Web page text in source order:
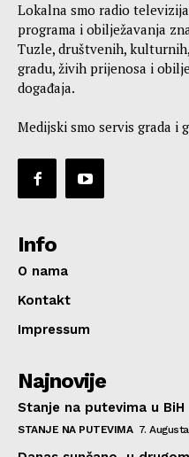
Lokalna smo radio
programa i obilježavanja
Tuzle, društvenih,
gradu, živih prijenosa i
događaja.
Medijski smo servis grada i
Info
O nama
Kontakt
Impressum
Najnovije
Stanje na putevima u BiH
STANJE NA PUTEVIMA 7.